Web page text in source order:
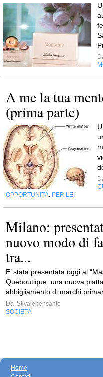
A me la tua
(prima parte)
OPPORTUNITÀ PER LEI
Milano:
nuovo modo di
tra...
E’ stata presentata oggi al
Queboutique, una nuova
abbigliamento di marchi
Da Stivalepensante
SOCIETÀ
Home